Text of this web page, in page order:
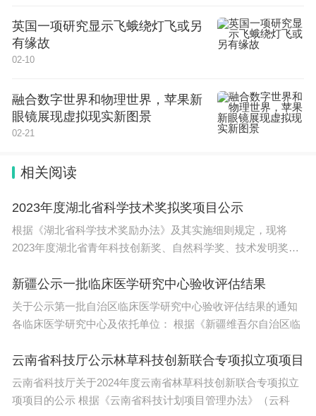
英国一项研究显示飞蛾绕灯飞或另
有缘故
02-10
融合数字世界和物理世界，苹果新
眼镜展现虚拟现实新图景
02-21
相关阅读
2023年度湖北省科学技术奖拟奖项目公示
根据《湖北省科学技术奖励办法》及其实施细则规定，现将
2023年度湖北省青年科技创新奖、自然科学奖、技术发明奖、
新疆公示一批临床医学研究中心验收评估结果
关于公示第一批自治区临床医学研究中心验收评估结果的通知
各临床医学研究中心及依托单位： 根据《新疆维吾尔自治区临
云南省科技厅公示林草科技创新联合专项拟立项项目
云南省科技厅关于2024年度云南省林草科技创新联合专项拟立
项项目的公示 根据《云南省科技计划项目管理办法》（云科